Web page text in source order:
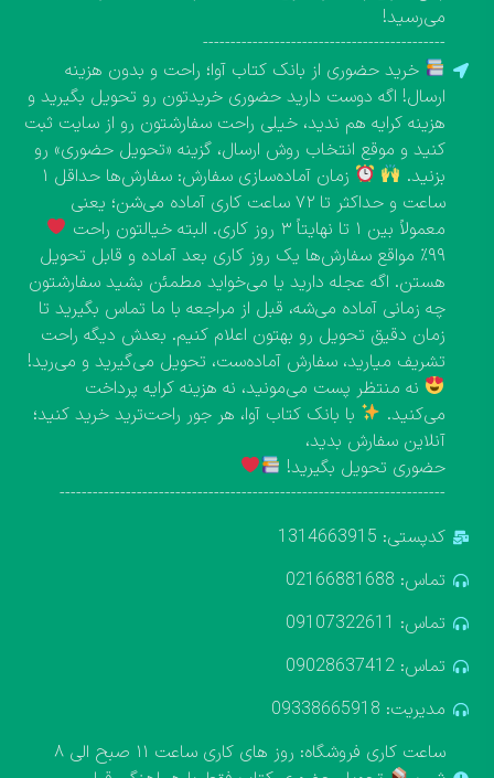
می‌رسید!
--------------------------------------------
خرید حضوری از بانک کتاب آوا؛ راحت و بدون هزینه
ارسال! اگه دوست دارید حضوری خریدتون رو تحویل بگیرید و
هزینه کرایه هم ندید، خیلی راحت سفارشتون رو از سایت ثبت
کنید و موقع انتخاب روش ارسال، گزینه «تحویل حضوری» رو
بزنید.
زمان آماده‌سازی سفارش: سفارش‌ها حداقل ۱
ساعت و حداکثر تا ۷۲ ساعت کاری آماده می‌شن؛ یعنی
معمولاً بین ۱ تا نهایتاً ۳ روز کاری. البته خیالتون راحت
۹۹٪ مواقع سفارش‌ها یک روز کاری بعد آماده و قابل تحویل
هستن. اگه عجله دارید یا می‌خواید مطمئن بشید سفارشتون
چه زمانی آماده می‌شه، قبل از مراجعه با ما تماس بگیرید تا
زمان دقیق تحویل رو بهتون اعلام کنیم. بعدش دیگه راحت
تشریف میارید، سفارش آماده‌ست، تحویل می‌گیرید و می‌رید!
نه منتظر پست می‌مونید، نه هزینه کرایه پرداخت
می‌کنید.
با بانک کتاب آوا، هر جور راحت‌ترید خرید کنید؛
آنلاین سفارش بدید،
حضوری تحویل بگیرید!
----------------------------------------------------------------------
کدپستی: 1314663915
تماس: 02166881688
تماس: 09107322611
تماس: 09028637412
مدیریت: 09338665918
ساعت کاری فروشگاه: روز های کاری ساعت ۱۱ صبح الی ۸